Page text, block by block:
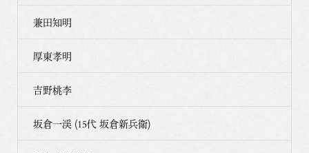
兼田知明
厚東孝明
吉野桃李
坂倉一渓 (15代 坂倉新兵衛)